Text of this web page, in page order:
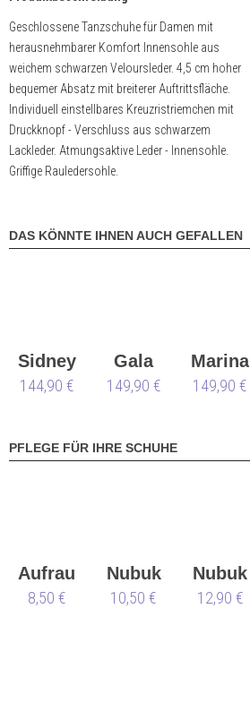
Geschlossene Tanzschuhe für Damen mit
herausnehmbarer Komfort Innensohle aus
weichem schwarzen Veloursleder. 4,5 cm hoher
bequemer Absatz mit breiterer Auftrittsfläche.
Individuell einstellbares Kreuzristriemchen mit
Druckknopf - Verschluss aus schwarzem
Lackleder. Atmungsaktive Leder - Innensohle.
Griffige Rauledersohle.
DAS KÖNNTE IHNEN AUCH GEFALLEN
Sidney
144,90 €
Gala
149,90 €
Marina
149,90 €
PFLEGE FÜR IHRE SCHUHE
Aufraubürste
8,50 €
Nubuk
&
10,50 €
Nubuk
Box
12,90 €